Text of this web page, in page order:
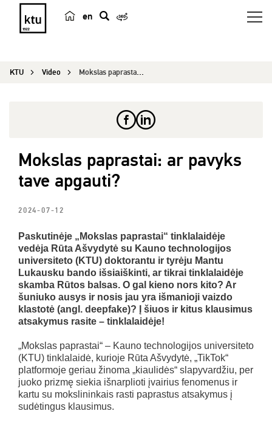
en
e
KTU Video Mokslas paprastai: ar pavyks tave apgauti?
Mokslas paprastai: ar pavyks
tave apgauti?
2024-07-12
Paskutinėje „Mokslas paprastai“ tinklalaidėje
vedėja Rūta Ašvydytė su Kauno technologijos
universiteto (KTU) doktorantu ir tyrėju Mantu
Lukausku bando išsiaiškinti, ar tikrai tinklalaidėje
skamba Rūtos balsas. O gal kieno nors kito? Ar
šuniuko ausys ir nosis jau yra išmanioji vaizdo
klastotė (angl. deepfake)? Į šiuos ir kitus klausimus
atsakymus rasite – tinklalaidėje!
„Mokslas paprastai“ – Kauno technologijos universiteto
(KTU) tinklalaidė, kurioje Rūta Ašvydytė, „TikTok“
platformoje geriau žinoma „kiaulidės“ slapyvardžiu, per
juoko prizmę siekia išnarplioti įvairius fenomenus ir
kartu su mokslininkais rasti paprastus atsakymus į
sudėtingus klausimus.